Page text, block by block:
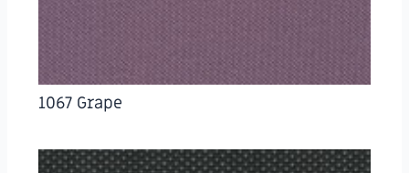
1067 Grape